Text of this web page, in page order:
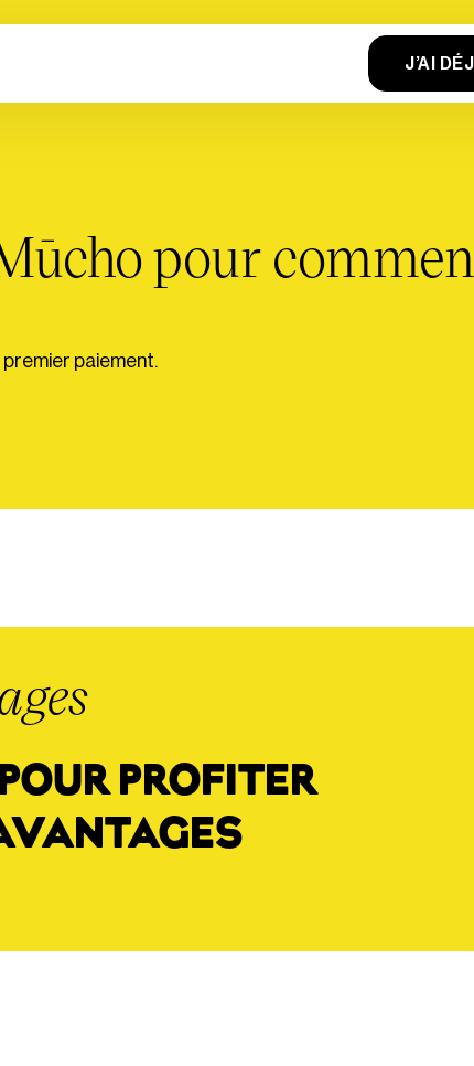
J’AI
pour
paiement.
PROFITER